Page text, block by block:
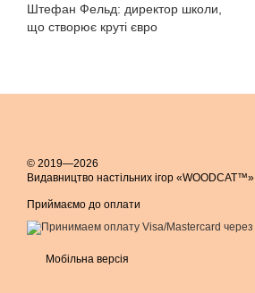
Штефан Фельд: директор школи,
що створює круті євро
© 2019—2026
Видавництво настільних ігор «WOODCAT™»
Приймаємо до оплати
Мобільна версія